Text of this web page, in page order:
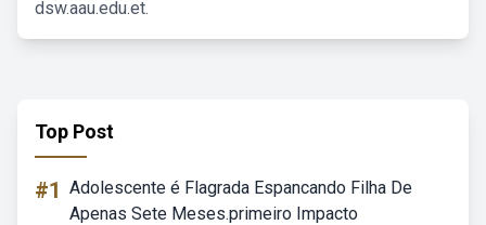
dsw.aau.edu.et.
Top Post
#1 Adolescente é Flagrada Espancando Filha De
Apenas Sete Meses.primeiro Impacto